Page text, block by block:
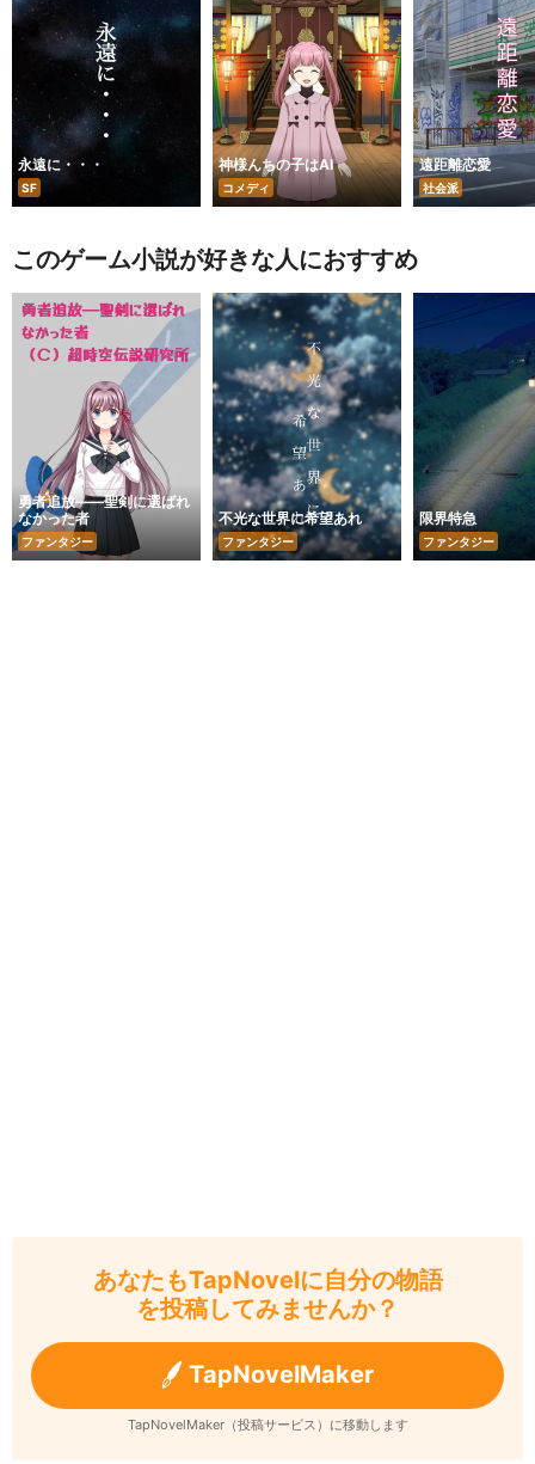
永遠に・・・
SF
神様んちの子はAI
コメディ
遠距離恋愛
社会派
このゲーム小説が好きな人におすすめ
勇者追放――聖剣に選ばれ
なかった者
ファンタジー
不光な世界に希望あれ
ファンタジー
限界特急
ファンタジー
あなたもTapNovelに自分の物語
を投稿してみませんか？
TapNovelMaker
TapNovelMaker（投稿サービス）に移動します